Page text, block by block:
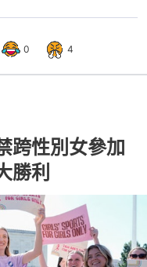
0 4
跨性別女參加
勝利